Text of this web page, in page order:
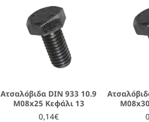
Ατσαλόβιδα DIN 933 10.9
M08x25 Κεφάλι 13
0,14€